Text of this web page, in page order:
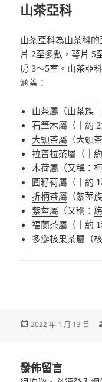
山茶亞科
山茶亞科為山茶科的
片 2至多數，萼片 5
房 3～5室。山茶亞
涵蓋：
山茶屬 （山茶族
石筆木屬 （｜約
大頭茶屬 （大頭
拉普拉茶屬 （｜約
木荷屬 （又稱：
圓籽荷屬 （｜約 1
折柄茶屬 （紫莖族
紫莖屬 （又稱：
福蘭茶屬 （｜約 1
多瓣核果茶屬 （
發
2022 年 1 月 13 日
發佈留言